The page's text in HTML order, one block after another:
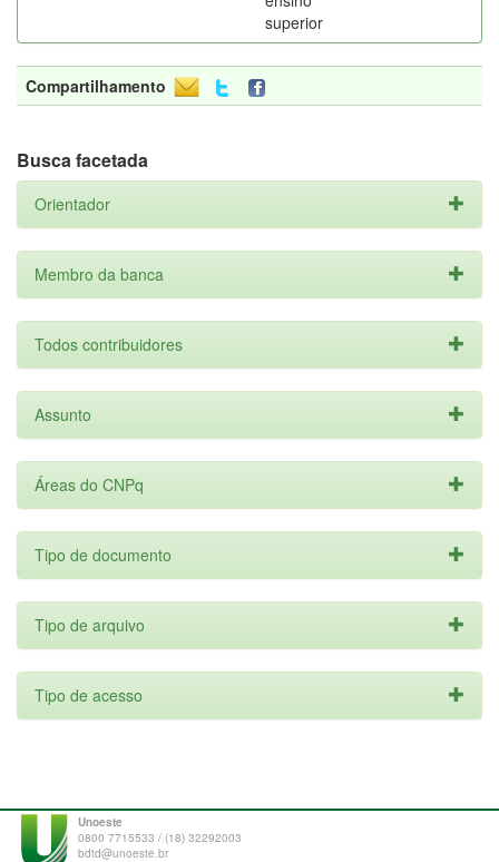
superior
Compartilhamento
Busca facetada
Orientador
Membro da banca
Todos contribuidores
Assunto
Áreas do CNPq
Tipo de documento
Tipo de arquivo
Tipo de acesso
Unoeste
0800 7715533 / (18) 32292003
bdtd@unoeste.br